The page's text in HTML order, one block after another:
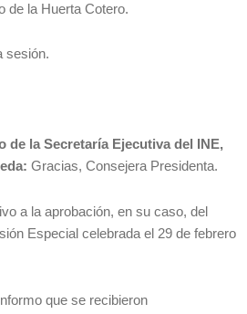
de la Huerta Cotero.
sesión.
de la Secretaría Ejecutiva del INE,
Gracias, Consejera Presidenta.
a la aprobación, en su caso, del
Especial celebrada el 29 de febrero
que se recibieron